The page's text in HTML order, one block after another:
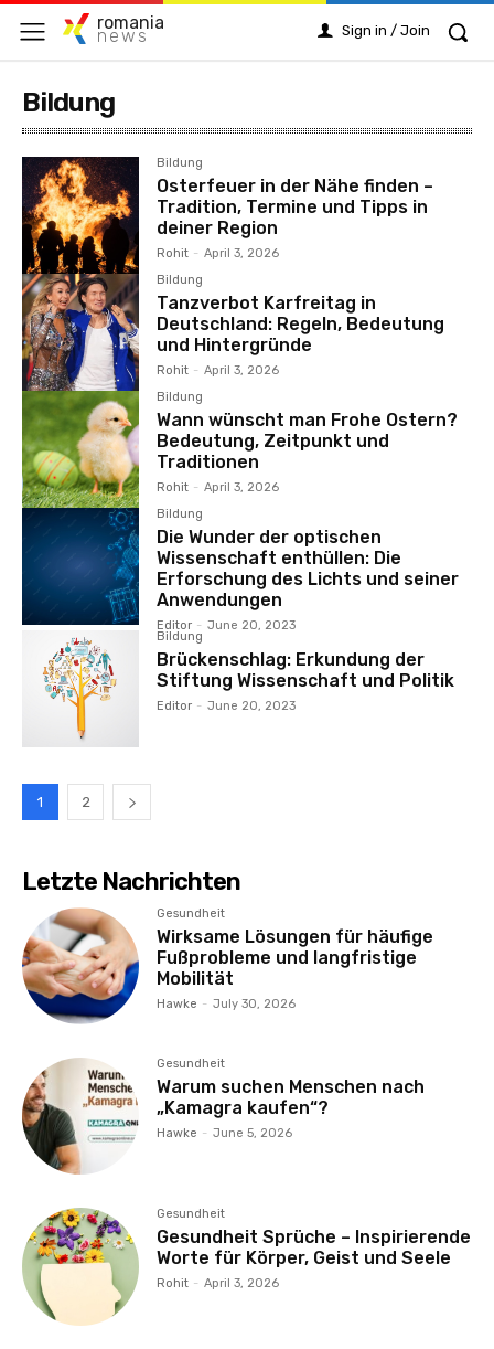
romania
news Sign in / Join
Bildung
Bildung
Osterfeuer in der Nähe finden –
Tradition, Termine und Tipps in
deiner Region
Rohit - April 3, 2026
Bildung
Tanzverbot Karfreitag in
Deutschland: Regeln, Bedeutung
und Hintergründe
Rohit - April 3, 2026
Bildung
Wann wünscht man Frohe Ostern?
Bedeutung, Zeitpunkt und
Traditionen
Rohit - April 3, 2026
Bildung
Die Wunder der optischen
Wissenschaft enthüllen: Die
Erforschung des Lichts und seiner
Anwendungen
Editor - June 20, 2023
Bildung
Brückenschlag: Erkundung der
Stiftung Wissenschaft und Politik
Editor - June 20, 2023
1 2
Letzte Nachrichten
Gesundheit
Wirksame Lösungen für häufige
Fußprobleme und langfristige
Mobilität
Hawke - July 30, 2026
Gesundheit
Warum suchen Menschen nach
„Kamagra kaufen“?
Hawke - June 5, 2026
Gesundheit
Gesundheit Sprüche – Inspirierende
Worte für Körper, Geist und Seele
Rohit - April 3, 2026